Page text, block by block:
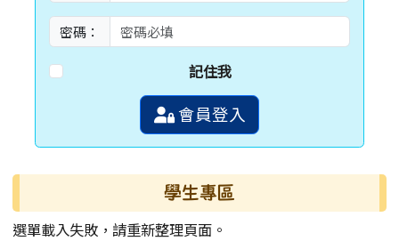
密碼：
記住我
會員登入
學生專區
選單載入失敗，請重新整理頁面。